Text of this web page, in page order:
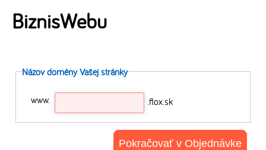
BiznisWebu
Názov domény Vašej stránky
www. .flox.sk
Pokračovať v Objednávke